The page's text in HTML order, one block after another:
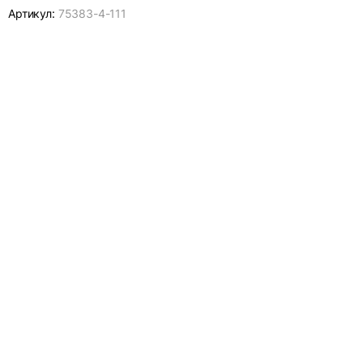
Артикул: 75383-4-111